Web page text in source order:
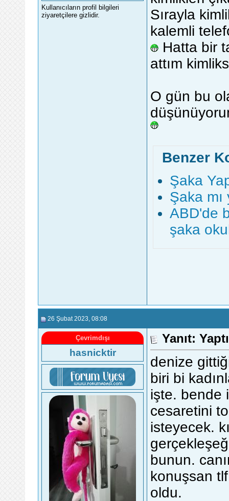
Kullanıcıların profil bilgileri
ziyaretçilere gizlidir.
Sırayla
kalemli
Hatta bir
attım
O gün bu
Benzer
Şaka
Şaka
ABD'de
şaka
26 Şubat 2023 , 08:08
Çevrimdışı
hasnicktir
Yanıt:
denize
biri bi
işte. bende
cesaretini
isteyecek.
bunun.
konuşsan
oldu.